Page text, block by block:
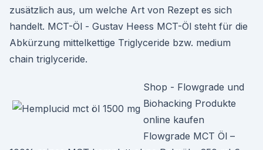
zusätzlich aus, um welche Art von Rezept es sich
handelt. MCT-Öl - Gustav Heess MCT-Öl steht für die
Abkürzung mittelkettige Triglyceride bzw. medium
chain triglyceride.
Shop - Flowgrade und
Biohacking Produkte
online kaufen
Flowgrade MCT Öl –